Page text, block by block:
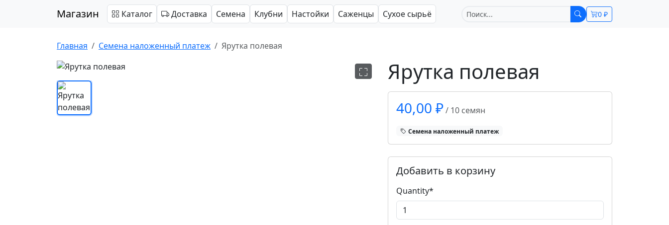
Магазин 0 ₽
Каталог Доставка Семена Клубни Настойки Саженцы Сухое сырьё
Главная Cемена наложенный платеж Ярутка полевая
Ярутка полевая
40,00 ₽/ 10 семян
Cемена наложенный платеж
Добавить в корзину
Quantity*